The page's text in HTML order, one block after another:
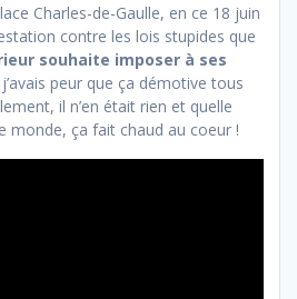
Charles-de-Gaulle, en ce 18 juin
contre les lois stupides que
souhaite imposer à ses
peur que ça démotive tous
il n’en était rien et quelle
monde, ça fait chaud au coeur !